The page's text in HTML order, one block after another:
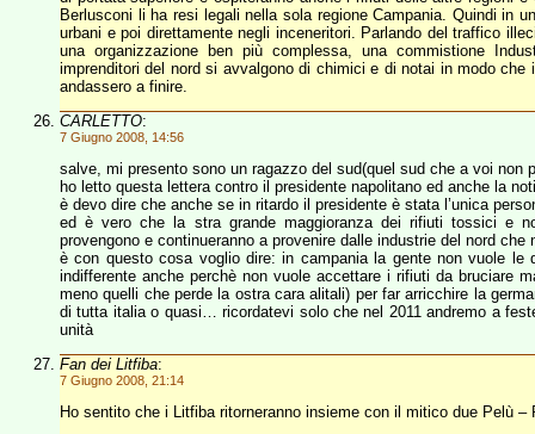
Berlusconi li ha resi legali nella sola regione Campania. Quindi in
urbani e poi direttamente negli inceneritori. Parlando del traffico
una organizzazione ben più complessa, una commistione
imprenditori del nord si avvalgono di chimici e di notai in modo
andassero a finire.
CARLETTO:
7 Giugno 2008, 14:56
salve, mi presento sono un ragazzo del sud(quel sud che a voi non
ho letto questa lettera contro il presidente napolitano ed anche la
è devo dire che anche se in ritardo il presidente è stata l’unica
ed è vero che la stra grande maggioranza dei rifiuti tossici e
provengono e continueranno a provenire dalle industrie del nord
è con questo cosa voglio dire: in campania la gente non vuole
indifferente anche perchè non vuole accettare i rifiuti da bruciare
meno quelli che perde la ostra cara alitali) per far arricchire la
di tutta italia o quasi… ricordatevi solo che nel 2011 andremo a
unità
Fan dei Litfiba:
7 Giugno 2008, 21:14
Ho sentito che i Litfiba ritorneranno insieme con il mitico due Pelù